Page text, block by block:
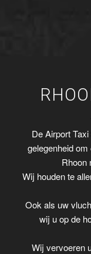
De Airport
gelegenheid om
Rhoon
Wij houden te
Ook als uw
wij u op de
Wij vervoeren